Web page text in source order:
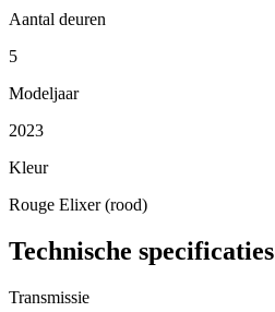
Aantal deuren
5
Modeljaar
2023
Kleur
Rouge Elixer (rood)
Technische specificaties
Transmissie